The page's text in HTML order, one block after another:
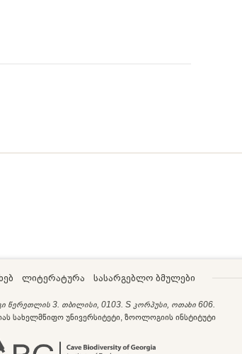
ლიტერატურა სასარგებლო ბმულები
წერეთლის 3. თბილისი, 0103. S კორპუსი, ოთახი 606.
სახელმწიფო უნივერსიტეტი, ზოოლოგიის ინსტიტუტი